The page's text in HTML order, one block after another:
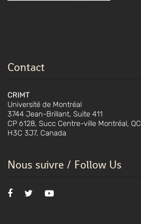
Contact
CRIMT
Université de Montréal
3744 Jean-Brillant, Suite 411
CP 6128, Succ Centre-ville Montréal, QC
H3C 3J7, Canada
Nous suivre / Follow Us